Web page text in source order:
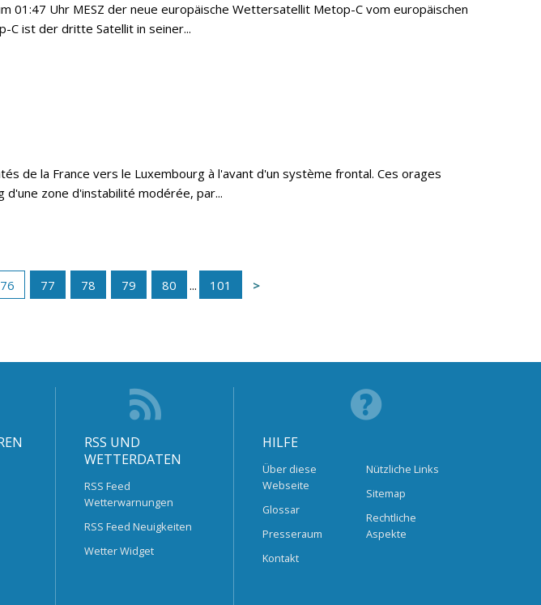
01:47 Uhr MESZ der neue europäische Wettersatellit Metop-C vom europäischen
C ist der dritte Satellit in seiner...
de la France vers le Luxembourg à l'avant d'un système frontal. Ces orages
zone d'instabilité modérée, par...
76 77 78 79 80 ... 101
RSS UND
WETTERDATEN
RSS Feed
Wetterwarnungen
RSS Feed Neuigkeiten
Wetter Widget
HILFE
Über diese
Webseite
Glossar
Presseraum
Kontakt
Nützliche Links
Sitemap
Rechtliche
Aspekte